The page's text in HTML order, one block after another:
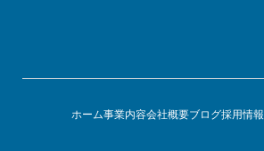
ホーム事業内容会社概要ブログ採用情報